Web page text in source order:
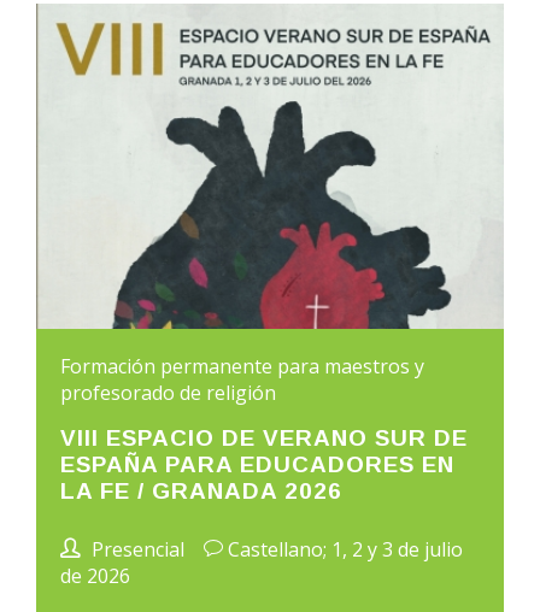
Formación permanente para maestros y
profesorado de religión
VIII ESPACIO DE VERANO SUR DE
ESPAÑA PARA EDUCADORES EN
LA FE / GRANADA 2026
Presencial
Castellano; 1, 2 y 3 de julio
de 2026